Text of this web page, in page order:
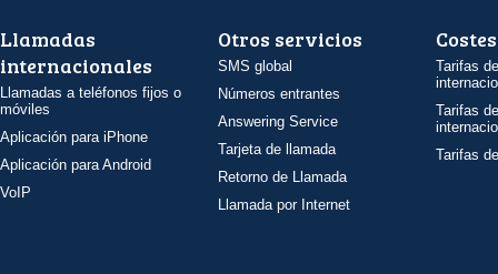
Llamadas
internacionales
Llamadas a teléfonos fijos o
móviles
Aplicación para iPhone
Aplicación para Android
VoIP
Otros servicios
SMS global
Números entrantes
Answering Service
Tarjeta de llamada
Retorno de Llamada
Llamada por Internet
Costes
Tarifas
Tarifas
Tarifas